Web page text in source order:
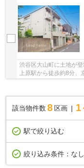
渋谷区大山町に土地が
上原駅から徒歩約8分
該当物件数 8 区画 1
駅で絞り込む
絞り込み条件： なし